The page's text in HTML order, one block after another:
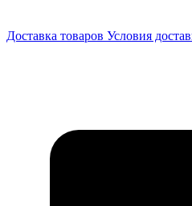
Доставка товаров Условия